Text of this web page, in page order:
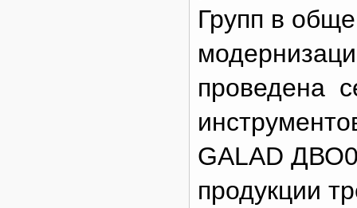
Групп в
проведена
GALAD
продукции